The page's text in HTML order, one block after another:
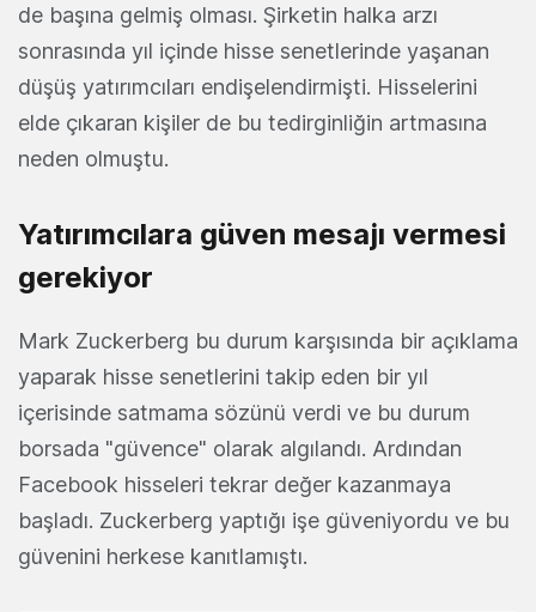
de başına gelmiş olması. Şirketin halka arzı
sonrasında yıl içinde hisse senetlerinde yaşanan
düşüş yatırımcıları endişelendirmişti. Hisselerini
elde çıkaran kişiler de bu tedirginliğin artmasına
neden olmuştu.
Yatırımcılara güven mesajı vermesi
gerekiyor
Mark Zuckerberg bu durum karşısında bir açıklama
yaparak hisse senetlerini takip eden bir yıl
içerisinde satmama sözünü verdi ve bu durum
borsada "güvence" olarak algılandı. Ardından
Facebook hisseleri tekrar değer kazanmaya
başladı. Zuckerberg yaptığı işe güveniyordu ve bu
güvenini herkese kanıtlamıştı.